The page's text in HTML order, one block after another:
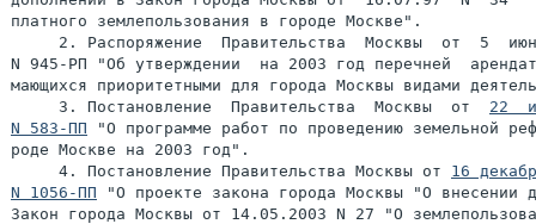
платного землепользования в городе Москве".
2. Распоряжение  Правительства  Москвы  от  5
N 945-РП "Об утверждении  на 2003 год перечней
мающихся приоритетными для города Москвы видами
     3. Постановление  Правительства  Москвы  от
22
N 583-ПП "О программе работ по проведению земельной
роде Москве на 2003 год".
     4. Постановление Правительства Москвы от
16
N 1056-ПП "О проекте закона города Москвы "О внесении
Закон города Москвы от 14.05.2003 N 27 "О